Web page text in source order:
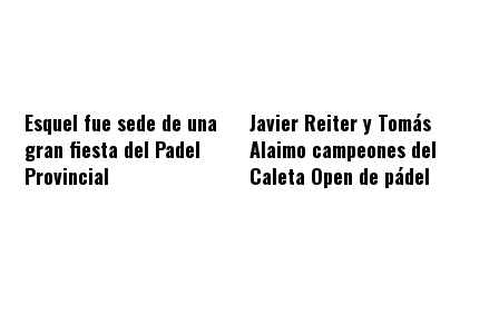
Esquel fue sede de una
gran fiesta del Padel
Provincial
Javier Reiter y Tomás
Alaimo campeones del
Caleta Open de pádel